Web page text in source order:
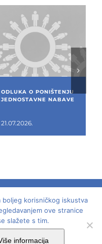
ODLUKA O PONIŠTENJU
JEDNOSTAVNE NABAVE
21.07.2026.
Laginjina 15, Rijeka,
pridržana | Dizajn:
boljeg korisničkog iskustva
ove stranice
slažete s tim.
informacija